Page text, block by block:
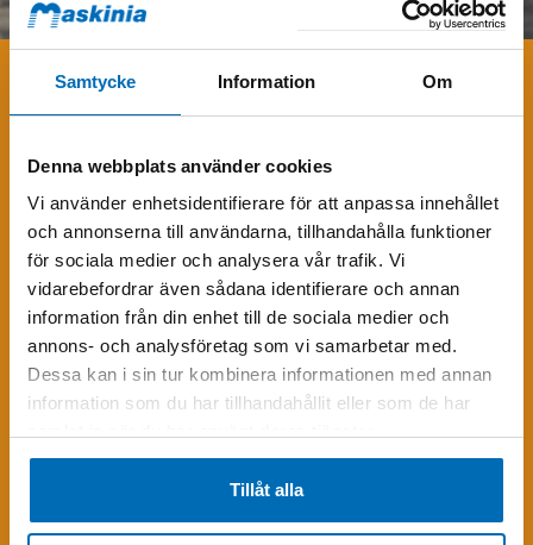
Samtycke Information Om
Denna webbplats använder cookies
Vi använder enhetsidentifierare för att anpassa innehållet
och annonserna till användarna, tillhandahålla funktioner
för sociala medier och analysera vår trafik. Vi
vidarebefordrar även sådana identifierare och annan
information från din enhet till de sociala medier och
annons- och analysföretag som vi samarbetar med.
Dessa kan i sin tur kombinera informationen med annan
information som du har tillhandahållit eller som de har
Tillåt alla
KONTAKTA MIG
Fyll i formuläret
hjullastare.
Skriv följande siffror i fältet (25256)